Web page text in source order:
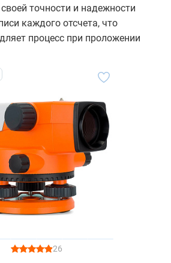
точности и надежности
каждого отсчета, что
процесс при проложении
26